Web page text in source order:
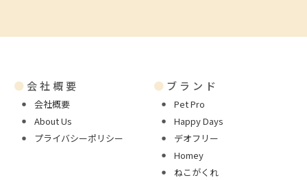
● 会社概要
会社概要
About Us
プライバシーポリシー
● ブランド
Pet Pro
Happy Days
デオフリー
Homey
ねこがくれ